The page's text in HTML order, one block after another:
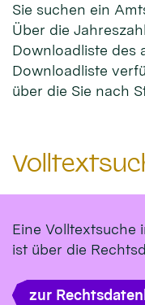
Sie suchen ein
Über die
Downloadliste des
Downloadliste
über die Sie nach
Eine Volltextsuche
ist über die
zur